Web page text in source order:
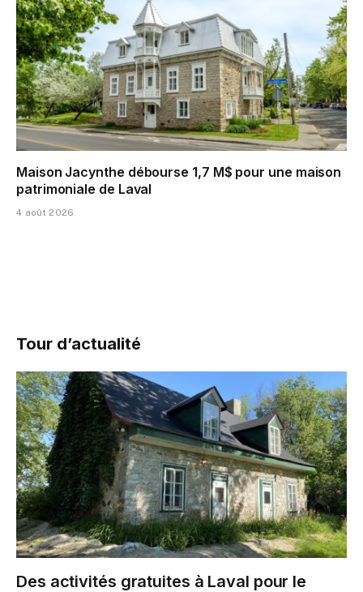
Maison Jacynthe débourse 1,7 M$ pour une maison
patrimoniale de Laval
4 août 2026
Tour d’actualité
Des activités gratuites à Laval pour le